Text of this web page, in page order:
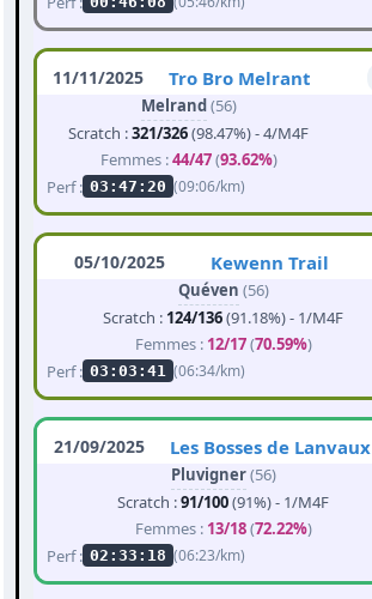
11/11/2025 Tro Bro Melrant
Melrand(56)
Scratch :321/326(98.47%) - 4/M4F
Femmes :44/47(93.62%)
Perf : 03:47:20 (09:06/km)
05/10/2025 Kewenn Trail
Quéven (56)
Scratch : 124/136(91.18%) - 1/M4F
Femmes : 12/17(70.59%)
Perf : 03:03:41 (06:34/km)
21/09/2025 Les Bosses de Lanvaux
Pluvigner(56)
Scratch :91/100(91%) - 1/M4F
Femmes : 13/18(72.22%)
Perf : 02:33:18 (06:23/km)